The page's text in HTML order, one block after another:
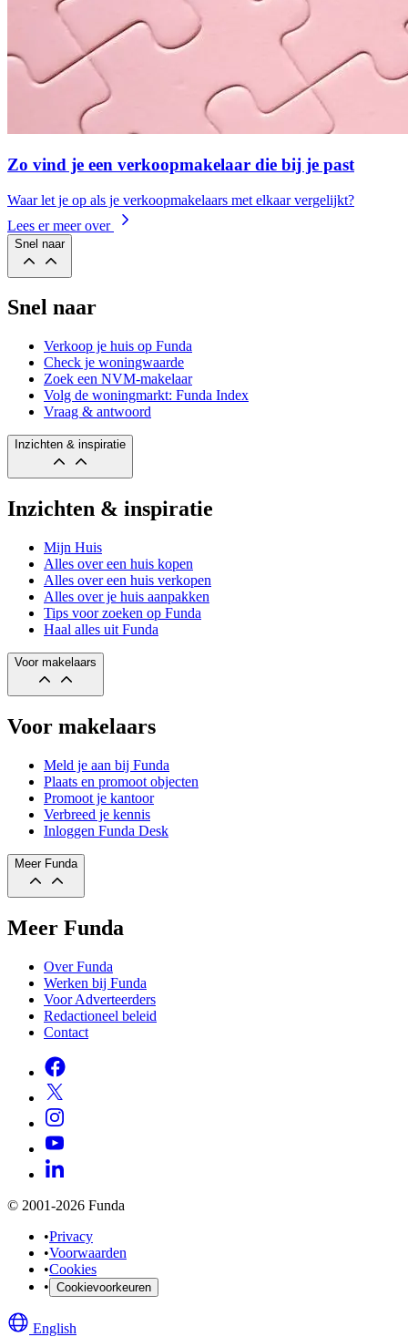
Zo vind je een verkoopmakelaar die bij je past
Waar let je op als je verkoopmakelaars met elkaar vergelijkt?
Lees er meer over
Snel naar
Snel naar
Verkoop je huis op Funda
Check je woningwaarde
Zoek een NVM-makelaar
Volg de woningmarkt: Funda Index
Vraag & antwoord
Inzichten & inspiratie
Inzichten & inspiratie
Mijn Huis
Alles over een huis kopen
Alles over een huis verkopen
Alles over je huis aanpakken
Tips voor zoeken op Funda
Haal alles uit Funda
Voor makelaars
Voor makelaars
Meld je aan bij Funda
Plaats en promoot objecten
Promoot je kantoor
Verbreed je kennis
Inloggen Funda Desk
Meer Funda
Meer Funda
Over Funda
Werken bij Funda
Voor Adverteerders
Redactioneel beleid
Contact
© 2001-2026 Funda
•Privacy
•Voorwaarden
•Cookies
• Cookievoorkeuren
English